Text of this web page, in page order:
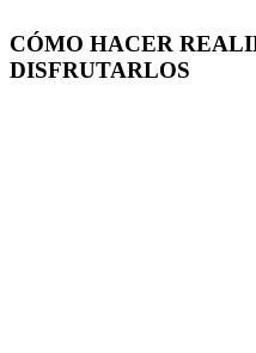
CÓMO HACER
DISFRUTARLOS